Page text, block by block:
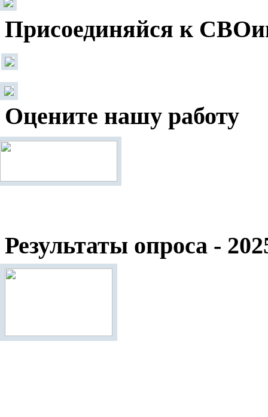
Присоединяйся к
Оцените нашу работу
Результаты опроса -